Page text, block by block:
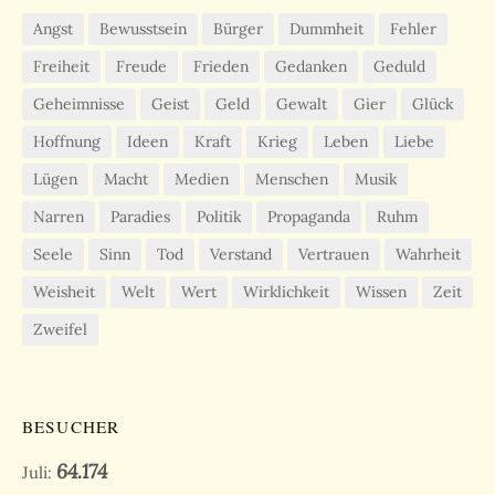
Angst Bewusstsein Bürger Dummheit
Fehler
Freiheit
Freude Frieden Gedanken
Geduld
Geheimnisse
Geist Geld Gewalt Gier
Glück
Hoffnung
Ideen Kraft Krieg Leben
Liebe
Lügen
Macht Medien Menschen
Musik
Narren
Paradies Politik Propaganda
Ruhm
Seele
Sinn Tod Verstand Vertrauen
Wahrheit
Weisheit
Welt Wert Wirklichkeit Wissen
Zeit
Zweifel
BESUCHER
Juli: 64.174